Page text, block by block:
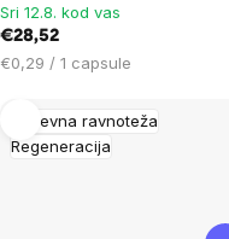
Sri 12.8. kod vas
€28,52
Cijena
€0,29 / 1 capsule
Duševna ravnoteža
Regeneracija